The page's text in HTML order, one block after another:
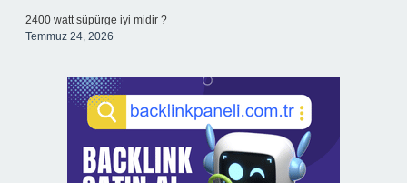
2400 watt süpürge iyi midir ?
Temmuz 24, 2026